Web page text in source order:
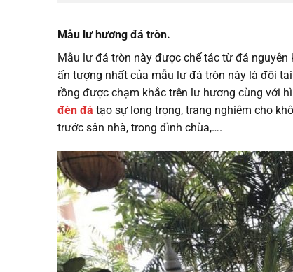
Mẫu lư hương đá tròn.
Mẫu lư đá tròn này được chế tác từ đá
ấn tượng nhất của mẫu lư đá tròn này là đôi
rồng được chạm khắc trên lư hương cùng với
đèn đá tạo sự long trọng, trang nghiêm cho
trước sân nhà, trong đình chùa,….